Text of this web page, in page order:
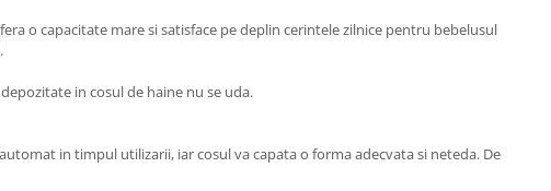
o capacitate mare si satisface pe deplin cerintele zilnice pentru bebelusul
in cosul de haine nu se uda.
in timpul utilizarii, iar cosul va capata o forma adecvata si neteda. De